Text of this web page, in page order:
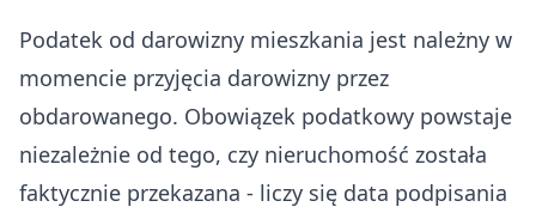
Podatek od darowizny mieszkania jest należny w
momencie przyjęcia darowizny przez
obdarowanego. Obowiązek podatkowy powstaje
niezależnie od tego, czy nieruchomość została
faktycznie przekazana - liczy się data podpisania